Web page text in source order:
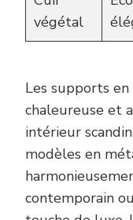
végétal
Les supports
chaleureuse et
intérieur
modèles en
contemporain